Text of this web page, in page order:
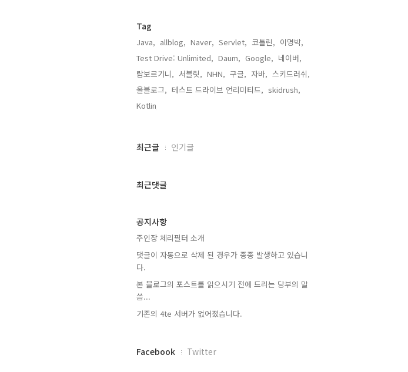
Tag
Java, allblog, Naver, Servlet, 코틀린, 이명박,
Test Drive: Unlimited, Daum, Google, 네이버,
람보르기니, 서블릿, NHN, 구글, 자바, 스키드러쉬,
올블로그, 테스트 드라이브 언리미티드, skidrush,
Kotlin,
최
과
글
최근글 인기글
최근댓글
공지사항
주인장 체리필터 소개
댓글이 자동으로 삭제 된 경우가 종종 발생하고 있습니
다.
본 블로그의 포스트를 읽으시기 전에 드리는 당부의 말
씀...
기존의 4te 서버가 없어졌습니다.
페
Facebook Twitter